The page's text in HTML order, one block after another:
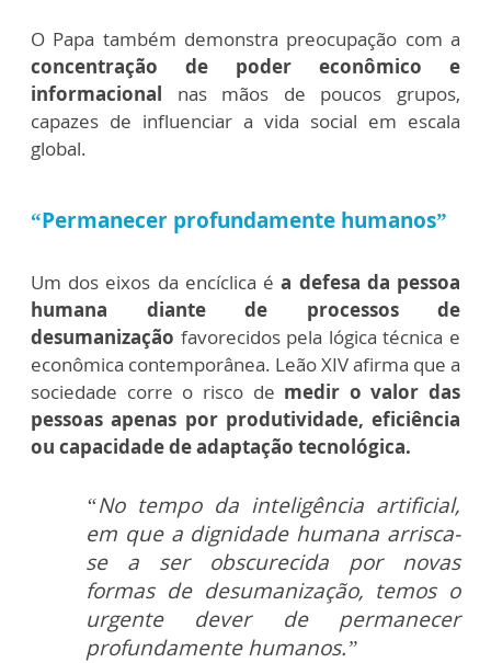
O Papa também demonstra preocupação com a
concentração de poder econômico e
informacional nas mãos de poucos grupos,
capazes de influenciar a vida social em escala
global.
“Permanecer profundamente humanos”
Um dos eixos da encíclica éa defesa da pessoa
humana diante de processos de
desumanização favorecidos pela lógica técnica e
econômica contemporânea. Leão XIV afirma que a
sociedade corre o risco de medir o valor das
pessoas apenas por produtividade, eficiência
ou capacidade de adaptação tecnológica.
“No tempo da inteligência artificial,
em que a dignidade humana arrisca-
se a ser obscurecida por novas
formas de desumanização, temos o
urgente dever de permanecer
profundamente humanos.”